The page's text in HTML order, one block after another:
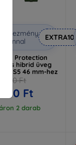
Kedvezmény
kuponnal
EXTRA10
Protection
hibrid üveg
S5 46 mm-hez
3 590 Ft
230 Ft
2 darab